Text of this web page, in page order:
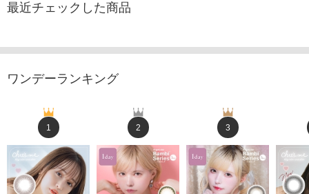
最近チェックした商品
ワンデーランキング
1 2 3